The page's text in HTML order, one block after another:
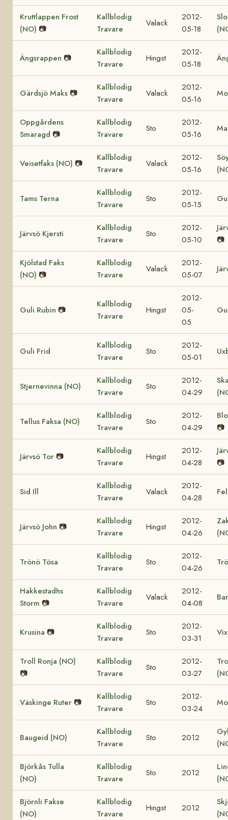
Kruttlappen Frost
(NO) 📷
Kallblodig
Travare
Valack
2012-
05-18
Ängsrappen 📷
Kallblodig
Travare
Hingst
2012-
05-18
Gärdsjö Maks 📷
Kallblodig
Travare
Valack
2012-
05-16
Oppgårdens
Smaragd 📷
Kallblodig
Travare
Sto
2012-
05-16
Veisetfaks (NO) 📷
Kallblodig
Travare
Valack
2012-
05-16
Tams Terna
Kallblodig
Travare
Sto
2012-
05-15
Järvsö Kjersti
Kallblodig
Travare
Sto
2012-
05-10
📷
Kjölstad Faks
(NO) 📷
Kallblodig
Travare
Valack
2012-
05-07
Guli Rubin 📷
Kallblodig
Travare
Hingst
2012-
05-
05
Guli Frid
Kallblodig
Travare
Sto
2012-
05-01
Stjernevinna (NO)
Kallblodig
Travare
Sto
2012-
04-29
Tellus Faksa (NO)
Kallblodig
Travare
Sto
2012-
04-29
📷
Järvsö Tor 📷
Kallblodig
Travare
Hingst
2012-
04-28
📷
Sid Ill
Kallblodig
Travare
Valack
2012-
04-28
Järvsö John 📷
Kallblodig
Travare
Hingst
2012-
04-26
Trönö Tösa
Kallblodig
Travare
Sto
2012-
04-26
Hakkestadhs
Storm 📷
Kallblodig
Travare
Valack
2012-
04-08
Krusina 📷
Kallblodig
Travare
Sto
2012-
03-31
Troll Ronja (NO)
📷
Kallblodig
Travare
Sto
2012-
03-27
Väskinge Ruter 📷
Kallblodig
Travare
Sto
2012-
03-24
Baugeid (NO)
Kallblodig
Travare
Sto 2012
Björkås Tulla
(NO)
Kallblodig
Travare
Sto 2012
Björnli Fakse
(NO)
Kallblodig
Travare
Hingst 2012